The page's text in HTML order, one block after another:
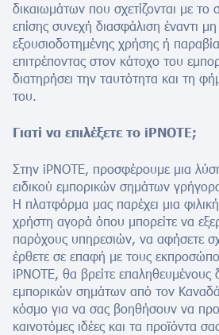
δικαιωμάτων που σχετίζονται με το
επίσης συνεχή διασφάλιση έναντι μη
εξουσιοδοτημένης χρήσης ή
επιτρέποντας στον κάτοχο του
διατηρήσει την ταυτότητα και τη
του.
Γιατί να επιλέξετε το iPNOTE;
Στην iPNOTE, προσφέρουμε μια
ειδικού εμπορικών σημάτων
Η πλατφόρμα μας παρέχει μια
χρήστη αγορά όπου μπορείτε να
παρόχους υπηρεσιών, να αφήσετε
έρθετε σε επαφή με τους
iPNOTE, θα βρείτε επαληθευμένους
εμπορικών σημάτων από τον
κόσμο για να σας βοηθήσουν να
καινοτόμες ιδέες και τα προϊόντα